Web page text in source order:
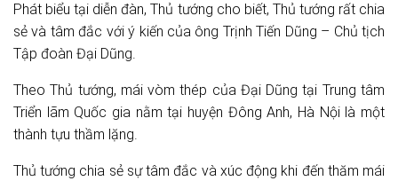
Phát biểu tại diễn đàn, Thủ tướng cho biết, Thủ tướng rất chia
sẻ và tâm đắc với ý kiến của ông Trịnh Tiến Dũng – Chủ tịch
Tập đoàn Đại Dũng.
Theo Thủ tướng, mái vòm thép của Đại Dũng tại Trung tâm
Triển lãm Quốc gia nằm tại huyện Đông Anh, Hà Nội là một
thành tựu thầm lặng.
Thủ tướng chia sẻ sự tâm đắc và xúc động khi đến thăm mái